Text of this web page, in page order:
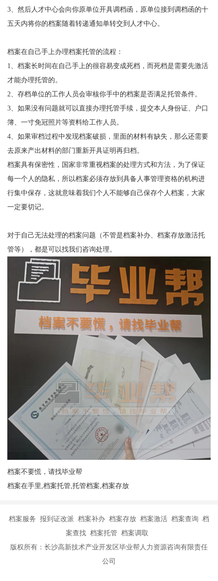
3、然后人才中心会向你原单位开具调档函，原单位接到调档函的十
五天内将你的档案随着转递通知单转交到人才中心。
档案在自己手上办理档案托管的流程：
1
、档案长时间在自己手上的很容易变成死档，而死档是需要先激活
才能办理托管的。
2 、存档单位的工作人员会审核你手中的档案是否满足托管条件。
3、如果没有问题就可以直接办理托管手续，提交本人身份证、户口
簿、一寸免冠照片等资料给工作人员。
4、如果审档过程中发现档案破损，里面的材料有缺失，那么还需要
去原来产出材料的部门重新开具证明再归档。
档案具有保密性，国家非常重视档案的处理方式和方法，为了保证
每一个人的隐私，所以档案必须存放到具备人事管理资格的机构进
行集中保存，这就意味着我们个人不能够自己保存个人档案，大家
一定要切记。
对于自己无法处理的档案问题（不管是档案补办、档案存放激活托
管等），都是可以找我们咨询处理。
档案不要慌，请找毕业帮
档案在手里,档案托管,托管档案,档案存放
档案服务 报到证改派 档案补办 档案存放 档案激活 档案查询 档
案查找 档案托管 档案调取
版权所有：长沙高新技术产业开发区毕业帮人力资源咨询有限责任
公司